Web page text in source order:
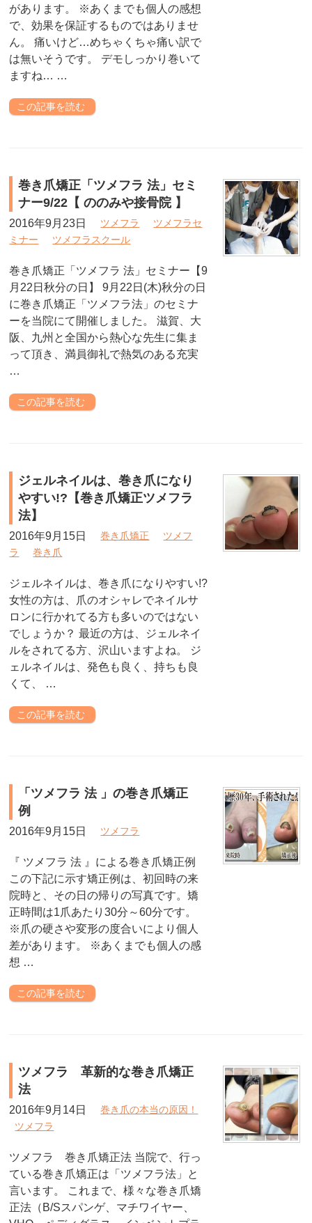
があります。 ※あくまでも個人の感想
で、効果を保証するものではありませ
ん。 痛いけど…めちゃくちゃ痛い訳で
は無いそうです。 デモしっかり巻いて
ますね… …
この記事を読む
巻き爪矯正「ツメフラ 法」セミ
ナー9/22【 ののみや接骨院 】
2016年9月23日 ツメフラ
ツメフラセ
ミナー
ツメフラスクール
巻き爪矯正「ツメフラ 法」セミナー【9
月22日秋分の日】 9月22日(木)秋分の日
に巻き爪矯正「ツメフラ法」のセミナ
ーを当院にて開催しました。 滋賀、大
阪、九州と全国から熱心な先生に集ま
って頂き、満員御礼で熱気のある充実
…
この記事を読む
ジェルネイルは、巻き爪になり
やすい!?【巻き爪矯正ツメフラ
法】
2016年9月15日 巻き爪矯正
ツメフ
ラ
巻き爪
ジェルネイルは、巻き爪になりやすい!?
女性の方は、爪のオシャレでネイルサ
ロンに行かれてる方も多いのではない
でしょうか？ 最近の方は、ジェルネイ
ルをされてる方、沢山いますよね。 ジ
ェルネイルは、発色も良く、持ちも良
くて、 …
この記事を読む
「ツメフラ 法 」の巻き爪矯正
例
2016年9月15日 ツメフラ
『 ツメフラ 法 』による巻き爪矯正例
この下記に示す矯正例は、初回時の来
院時と、その日の帰りの写真です。矯
正時間は1爪あたり30分～60分です。
※爪の硬さや変形の度合いにより個人
差があります。 ※あくまでも個人の感
想 …
この記事を読む
ツメフラ 革新的な巻き爪矯正
法
2016年9月14日
巻き爪の本当の原因！
ツメフラ
ツメフラ 巻き爪矯正法 当院で、行っ
ている巻き爪矯正は「ツメフラ法」と
言います。 これまで、様々な巻き爪矯
正法（B/Sスパンゲ、マチワイヤー、